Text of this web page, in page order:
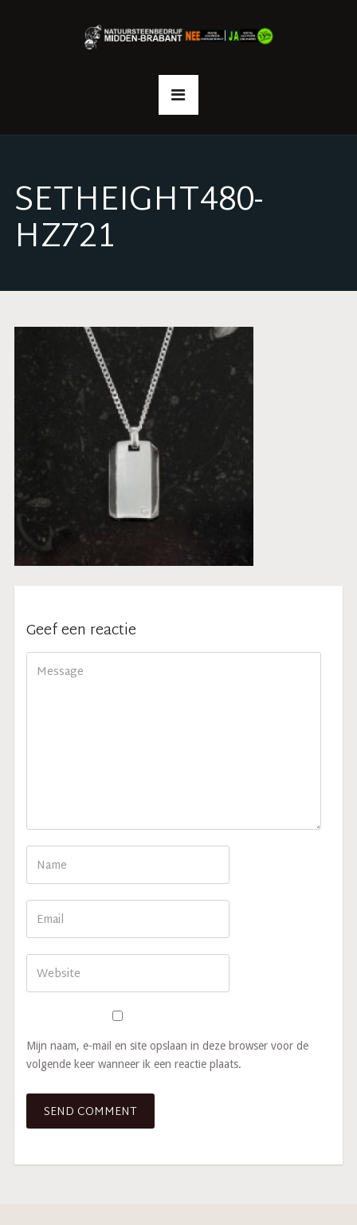
SETHEIGHT480-
HZ721
Geef een reactie
Mijn naam, e-mail en site opslaan in deze browser voor de
volgende keer wanneer ik een reactie plaats.